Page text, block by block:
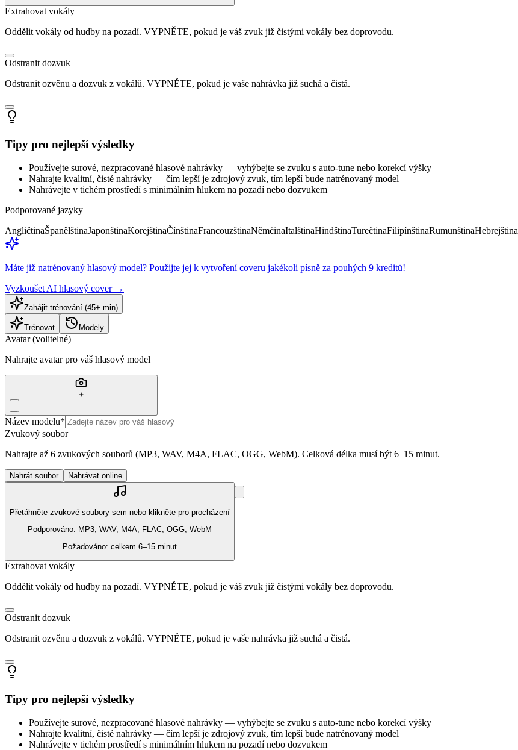
Extrahovat vokály
Oddělit vokály od hudby na pozadí. VYPNĚTE, pokud je váš zvuk již čistými vokály bez doprovodu.
Odstranit dozvuk
Odstranit ozvěnu a dozvuk z vokálů. VYPNĚTE, pokud je vaše nahrávka již suchá a čistá.
Tipy pro nejlepší výsledky
Používejte surové, nezpracované hlasové nahrávky — vyhýbejte se zvuku s auto-tune nebo korekcí výšky
Nahrajte kvalitní, čisté nahrávky — čím lepší je zdrojový zvuk, tím lepší bude natrénovaný model
Nahrávejte v tichém prostředí s minimálním hlukem na pozadí nebo dozvukem
Podporované jazyky
AngličtinaŠpanělštinaJaponštinaKorejštinaČínštinaFrancouzštinaNěmčinaItalštinaHindštinaTurečtinaFilipínštinaRumunštinaHebrejština
Máte již natrénovaný hlasový model? Použijte jej k vytvoření coveru jakékoli písně za pouhých 9 kreditů!
Vyzkoušet AI hlasový cover→
Zahájit trénování (45+ min)
Trénovat Modely
Avatar (volitelné)
Nahrajte avatar pro váš hlasový model
Název modelu*
Zvukový soubor
Nahrajte až 6 zvukových souborů (MP3, WAV, M4A, FLAC, OGG, WebM). Celková délka musí být 6–15 minut.
Nahrát soubor Nahrávat online
Přetáhněte zvukové soubory sem nebo klikněte pro procházení
Podporováno: MP3, WAV, M4A, FLAC, OGG, WebM
Požadováno: celkem 6–15 minut
Extrahovat vokály
Oddělit vokály od hudby na pozadí. VYPNĚTE, pokud je váš zvuk již čistými vokály bez doprovodu.
Odstranit dozvuk
Odstranit ozvěnu a dozvuk z vokálů. VYPNĚTE, pokud je vaše nahrávka již suchá a čistá.
Tipy pro nejlepší výsledky
Používejte surové, nezpracované hlasové nahrávky — vyhýbejte se zvuku s auto-tune nebo korekcí výšky
Nahrajte kvalitní, čisté nahrávky — čím lepší je zdrojový zvuk, tím lepší bude natrénovaný model
Nahrávejte v tichém prostředí s minimálním hlukem na pozadí nebo dozvukem